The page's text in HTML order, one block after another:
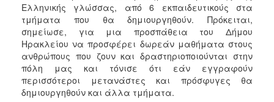
Ελληνικής γλώσσας, από 6 εκπαιδευτικούς στα
τμήματα που θα δημιουργηθούν. Πρόκειται,
σημείωσε, για μια προσπάθεια του Δήμου
Ηρακλείου να προσφέρει δωρεάν μαθήματα στους
ανθρώπους που ζουν και δραστηριοποιούνται στην
πόλη μας και τόνισε ότι εάν εγγραφούν
περισσότεροι μετανάστες και πρόσφυγες θα
δημιουργηθούν και άλλα τμήματα.